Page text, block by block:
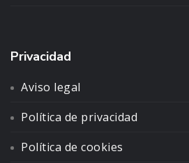
Privacidad
Aviso legal
Política de privacidad
Política de cookies